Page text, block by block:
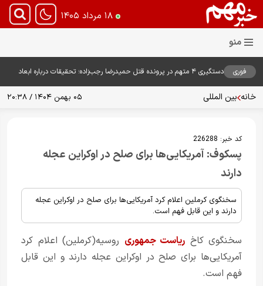
۱۸ مرداد ۱۴۰۵
فوری
دستگیری ۴ متهم در پرونده قتل حمیدرضا رجب‌زاده؛ تحقیقات درباره ابعاد
خانه بین المللی ۰۵ بهمن ۱۴۰۴ / ۲۰:۳۸
کد خبر: 226288
پسکوف: آمریکایی‌ها برای صلح در اوکراین عجله
دارند
سخنگوی کرملین اعلام کرد آمریکایی‌ها برای صلح در اوکراین عجله
دارند و این قابل فهم است.
سخنگوی کاخ ریاست جمهوری روسیه(کرملین) اعلام کرد
آمریکایی‌ها برای صلح در اوکراین عجله دارند و این قابل
فهم است.